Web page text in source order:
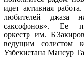
идет активная
любителей джаза
саксофонов». Ее
оркестр им.
ведущим солистом
Узбекистана Мансур